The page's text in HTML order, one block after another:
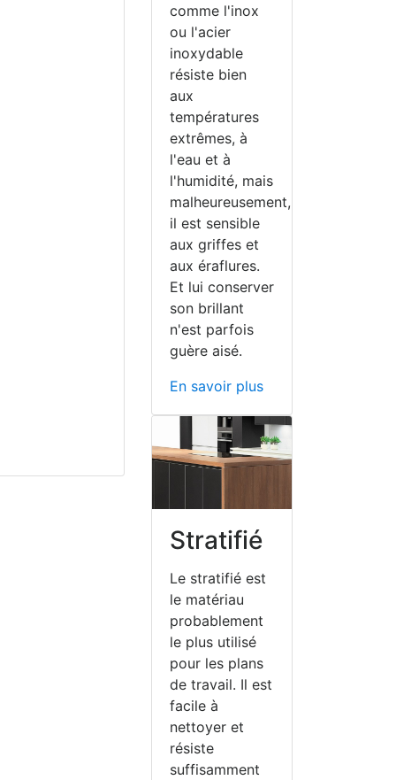
comme l'inox
ou l'acier
inoxydable
résiste bien
aux
températures
extrêmes, à
l'eau et à
l'humidité, mais
malheureusement,
il est sensible
aux griffes et
aux éraflures.
Et lui conserver
son brillant
n'est parfois
guère aisé.
En savoir plus
Stratifié
Le stratifié est
le matériau
probablement
le plus utilisé
pour les plans
de travail. Il est
facile à
nettoyer et
résiste
suffisamment